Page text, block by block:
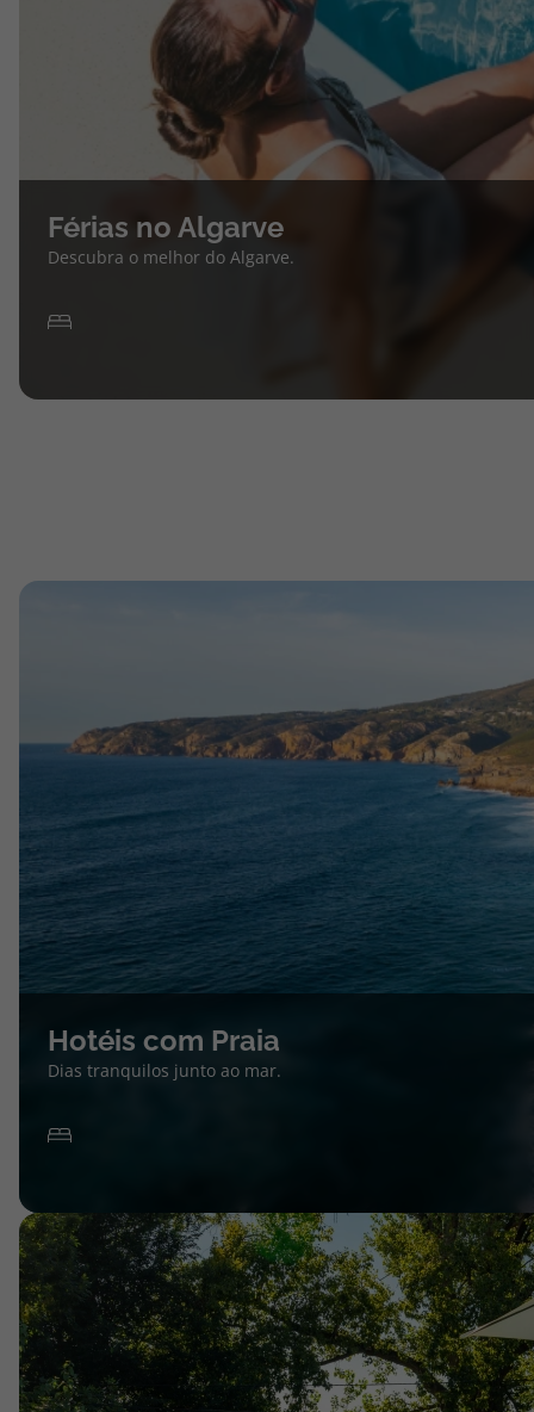
Férias no Algarve
Descubra o melhor do Algarve.
Hotéis com Praia
Dias tranquilos junto ao mar.